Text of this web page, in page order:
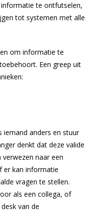
te ontfutselen,
tot systemen met alle
om informatie te
Een greep uit
iemand anders en stuur
denkt dat deze valide
naar een
er kan informatie
vragen te stellen.
als een collega, of
van de